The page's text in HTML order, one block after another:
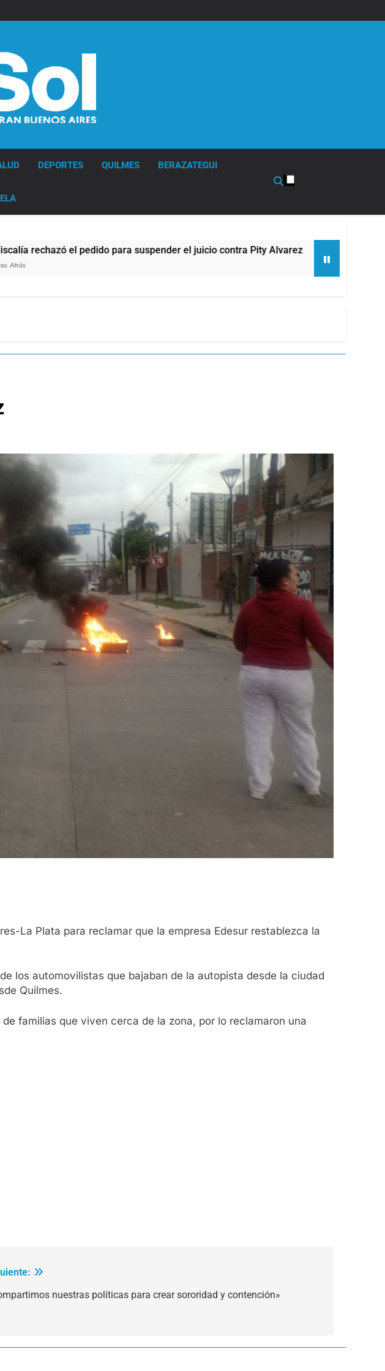
DEPORTES QUILMES BERAZATEGUI
el pedido para suspender el juicio contra Pity Alvarez
8 Horas Atrás
La Plata para reclamar que la empresa Edesur restablezca la
los automovilistas que bajaban de la autopista desde la ciudad
Quilmes.
familias que viven cerca de la zona, por lo reclamaron una
nuestras políticas para crear sororidad y contención»